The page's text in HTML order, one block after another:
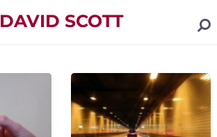
DAVID SCOTT